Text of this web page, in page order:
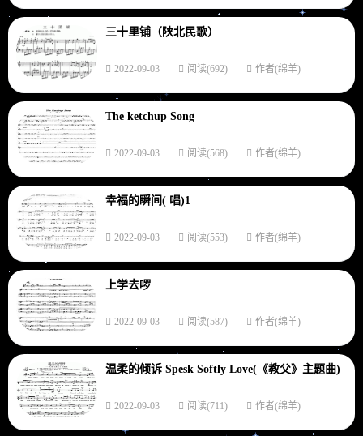
三十里铺（陕北民歌）
2022-09-03 阅读(692) 作者(绵羊)
The ketchup Song
2022-09-03 阅读(568) 作者(绵羊)
幸福的瞬间( 唱)1
2022-09-03 阅读(553) 作者(绵羊)
上学去啰
2022-09-03 阅读(587) 作者(绵羊)
温柔的倾诉 Spesk Softly Love(《教父》主题曲)
2022-09-03 阅读(711) 作者(绵羊)